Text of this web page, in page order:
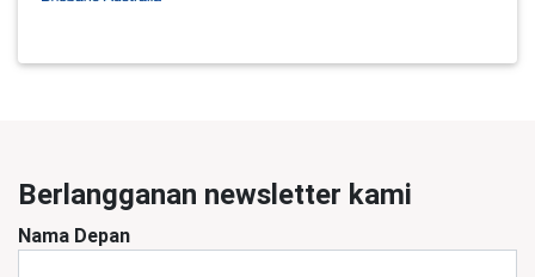
Berlangganan newsletter kami
Nama Depan